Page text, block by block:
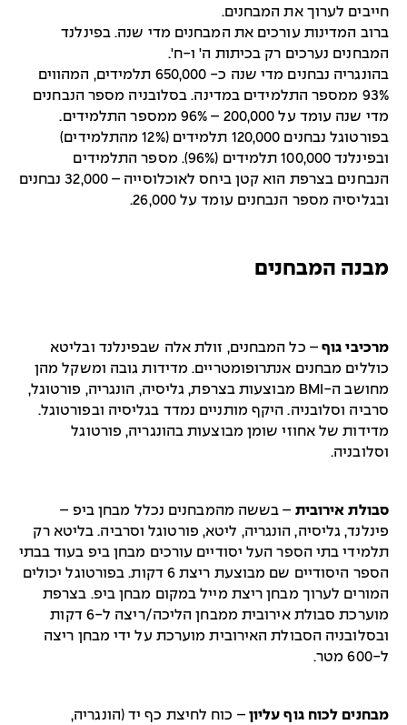
חייבים לערוך את המבחנים.
ברוב המדינות עורכים את המבחנים מדי שנה. בפינלנד
המבחנים נערכים רק בכיתות ה' ו-ח'.
בהונגריה נבחנים מדי שנה כ- 650,000 תלמידים, המהווים
93% ממספר התלמידים במדינה. בסלובניה מספר הנבחנים
מדי שנה עומד על 200,000 – 96% ממספר התלמידים.
בפורטוגל נבחנים 120,000 תלמידים (12% מהתלמידים)
ובפינלנד 100,000 תלמידים (96%). מספר התלמידים
הנבחנים בצרפת הוא קטן ביחס לאוכלוסייה – 32,000 נבחנים
ובגליסיה מספר הנבחנים עומד על 26,000.
מבנה המבחנים
מרכיבי גוף – כל המבחנים, זולת אלה שבפינלנד ובליטא
כוללים מבחנים אנתרופומטריים. מדידות גובה ומשקל מהן
מחושב ה-BMI מבוצעות בצרפת, גליסיה, הונגריה, פורטוגל,
סרביה וסלובניה. היקף מותניים נמדד בגליסיה ובפורטוגל.
מדידות של אחוזי שומן מבוצעות בהונגריה, פורטוגל
וסלובניה.
סבולת אירובית – בששה מהמבחנים נכלל מבחן ביפ –
פינלנד, גליסיה, הונגריה, ליטא, פורטוגל וסרביה. בליטא רק
תלמידי בתי הספר העל יסודיים עורכים מבחן ביפ בעוד בבתי
הספר היסודיים שם מבוצעת ריצת 6 דקות. בפורטוגל יכולים
המורים לערוך מבחן ריצת מייל במקום מבחן ביפ. בצרפת
מוערכת סבולת אירובית ממבחן הליכה/ריצה ל-6 דקות
ובסלובניה הסבולת האירובית מוערכת על ידי מבחן ריצה
ל-600 מטר.
מבחנים לכוח גוף עליון– כוח לחיצת כף יד (הונגריה,